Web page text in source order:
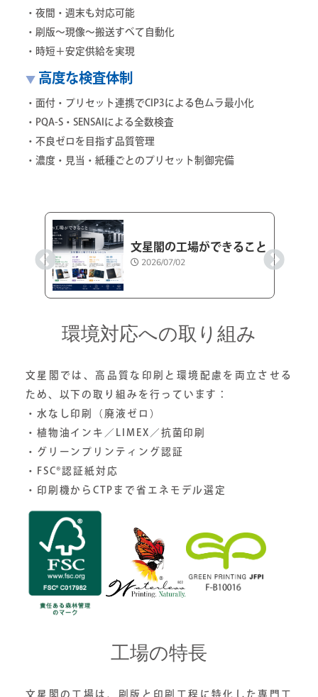
・夜間・週末も対応可能
・刷版～現像～搬送すべて自動化
・時短＋安定供給を実現
▼ 高度な検査体制
・面付・プリセット連携でCIP3による色ムラ最小化
・PQA-S・SENSAIによる全数検査
・不良ゼロを目指す品質管理
・濃度・見当・紙種ごとのプリセット制御完備
文星閣の工場ができること
2026/07/02
環境対応への取り組み
文星閣では、高品質な印刷と環境配慮を両立させる
ため、以下の取り組みを行っています：
・水なし印刷（廃液ゼロ）
・植物油インキ／LIMEX／抗菌印刷
・グリーンプリンティング認証
・FSC®認証紙対応
・印刷機からCTPまで省エネモデル選定
工場の特長
文星閣の工場は、刷版と印刷工程に特化した専門工